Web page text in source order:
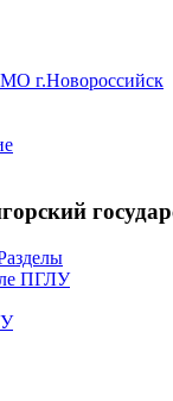
МО г.Новороссийск
ПГЛУ